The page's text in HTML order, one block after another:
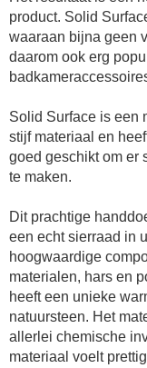
product. Solid
waaraan bijna geen
daarom ook erg
Solid Surface is een
stijf materiaal en
goed geschikt om er
te maken.
Dit prachtige
een echt sierraad in
hoogwaardige
materialen, hars en
heeft een unieke
natuursteen. Het
allerlei chemische
materiaal voelt